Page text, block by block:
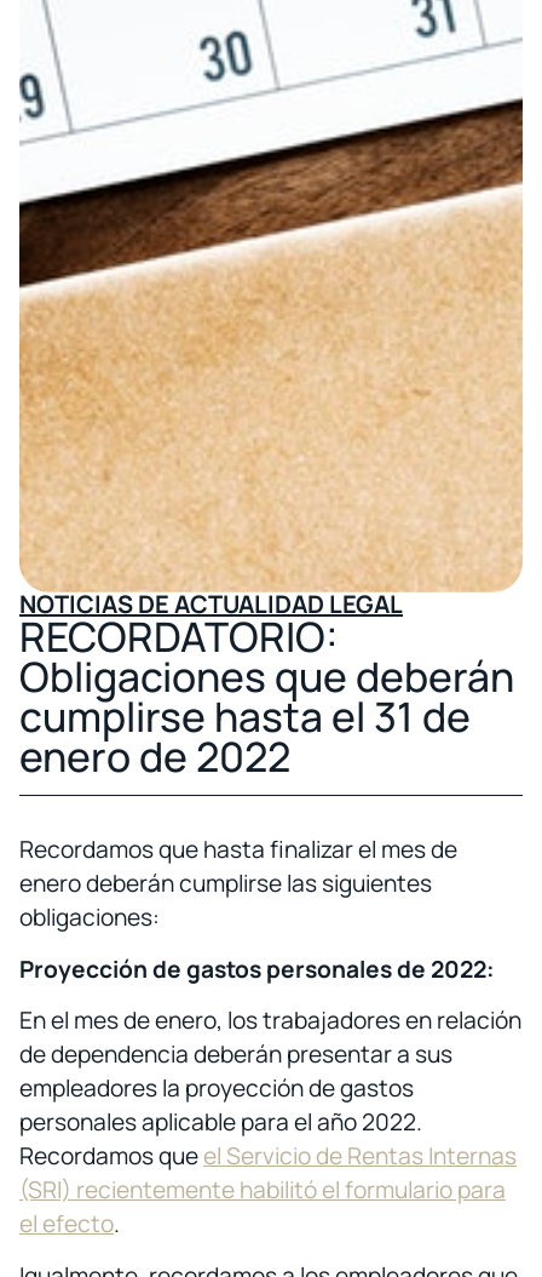
NOTICIAS DE ACTUALIDAD LEGAL
RECORDATORIO:
Obligaciones que deberán
cumplirse hasta el 31 de
enero de 2022
Recordamos que hasta finalizar el mes de
enero deberán cumplirse las siguientes
obligaciones:
Proyección de gastos personales de 2022:
En el mes de enero, los trabajadores en relación
de dependencia deberán presentar a sus
empleadores la proyección de gastos
personales aplicable para el año 2022.
Recordamos queel Servicio de Rentas Internas
(SRI) recientemente habilitó el formulario para
el efecto.